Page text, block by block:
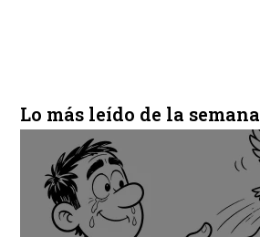
Lo más leído de la semana